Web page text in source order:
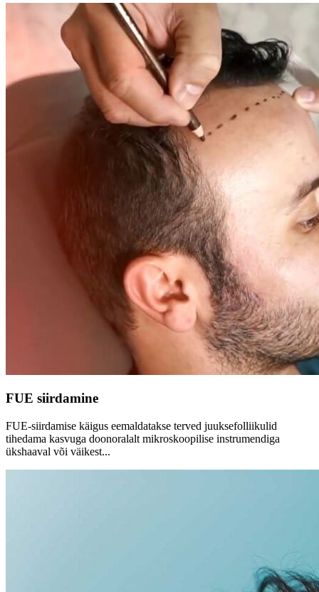
FUE siirdamine
FUE-siirdamise käigus eemaldatakse terved juuksefolliikulid
tihedama kasvuga doonoralalt mikroskoopilise instrumendiga
ükshaaval või väikest...